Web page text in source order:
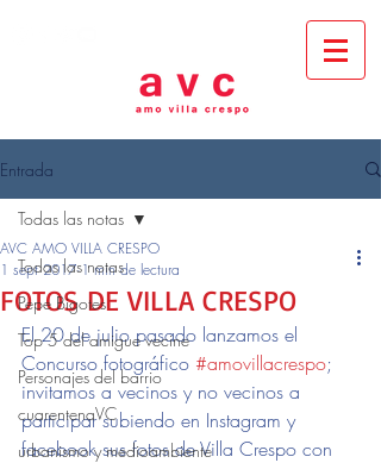
Entrada
Todas las notas
Pepe Bigotes
Top 5 del amigue vecine
Personajes del barrio
cuarentenaVC
urbanismo y medioambiente
Todas las notas
FOTOS DE VILLA CRESPO
AVC AMO VILLA CRESPO
1 sept 2017 1 min de lectura
El 20 de julio pasado lanzamos el
Concurso fotográfico #amovillacrespo;
invitamos a vecinos y no vecinos a
participar subiendo en Instagram y
facebook sus fotos de Villa Crespo con